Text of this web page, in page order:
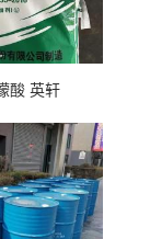
酸 英轩